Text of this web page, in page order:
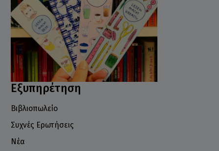
Εξυπηρέτηση
Βιβλιοπωλείο
Συχνές Ερωτήσεις
Νέα